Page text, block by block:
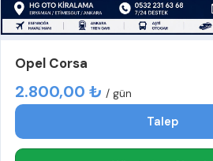
Opel Corsa
2.800,00 ₺ / gün
Talep